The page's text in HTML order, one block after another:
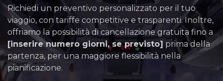
Richiedi un preventivo personalizzato per il tuo
viaggio, con tariffe competitive e trasparenti. Inoltre,
offriamo la possibilità di cancellazione gratuita fino a
[inserire numero giorni, se previsto] prima della
partenza, per una maggiore flessibilità nella
pianificazione.